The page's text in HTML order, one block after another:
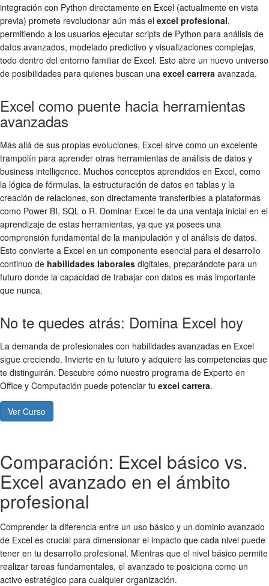
integración con Python directamente en Excel (actualmente en vista
previa) promete revolucionar aún más el excel profesional,
permitiendo a los usuarios ejecutar scripts de Python para análisis de
datos avanzados, modelado predictivo y visualizaciones complejas,
todo dentro del entorno familiar de Excel. Esto abre un nuevo universo
de posibilidades para quienes buscan una excel carrera avanzada.
Excel como puente hacia herramientas
avanzadas
Más allá de sus propias evoluciones, Excel sirve como un excelente
trampolín para aprender otras herramientas de análisis de datos y
business intelligence. Muchos conceptos aprendidos en Excel, como
la lógica de fórmulas, la estructuración de datos en tablas y la
creación de relaciones, son directamente transferibles a plataformas
como Power BI, SQL o R. Dominar Excel te da una ventaja inicial en el
aprendizaje de estas herramientas, ya que ya posees una
comprensión fundamental de la manipulación y el análisis de datos.
Esto convierte a Excel en un componente esencial para el desarrollo
continuo de habilidades laborales digitales, preparándote para un
futuro donde la capacidad de trabajar con datos es más importante
que nunca.
No te quedes atrás: Domina Excel hoy
La demanda de profesionales con habilidades avanzadas en Excel
sigue creciendo. Invierte en tu futuro y adquiere las competencias que
te distinguirán. Descubre cómo nuestro programa de Experto en
Office y Computación puede potenciar tu excel carrera.
Ver Curso
Comparación: Excel básico vs.
Excel avanzado en el ámbito
profesional
Comprender la diferencia entre un uso básico y un dominio avanzado
de Excel es crucial para dimensionar el impacto que cada nivel puede
tener en tu desarrollo profesional. Mientras que el nivel básico permite
realizar tareas fundamentales, el avanzado te posiciona como un
activo estratégico para cualquier organización.